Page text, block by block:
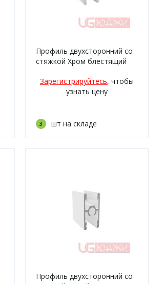
Профиль двухсторонний со
стяжкой Хром блестящий
Зарегистрируйтесь, чтобы
узнать цену
3 шт на складе
Профиль двухсторонний со